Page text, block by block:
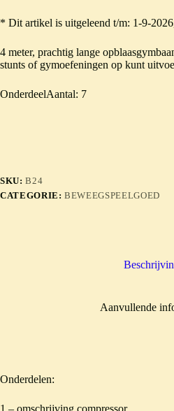
* Dit artikel is uitgeleend t/m: 1-9-
4 meter, prachtig lange
stunts of gymoefeningen op kunt
OnderdeelAantal: 7
SKU:B24
CATEGORIE:BEWEEGSPEELGOED
Aanvullende
Onderdelen: